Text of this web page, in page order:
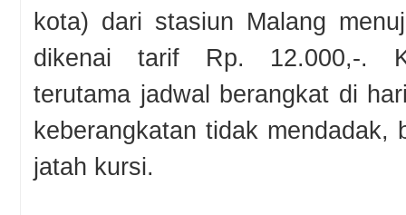
kota) dari stasiun Malang
dikenai tarif Rp. 12.000,-.
terutama jadwal berangkat di
keberangkatan tidak mendadak,
jatah kursi.